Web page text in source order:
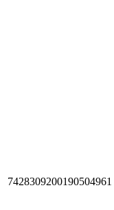
7428309200190504961